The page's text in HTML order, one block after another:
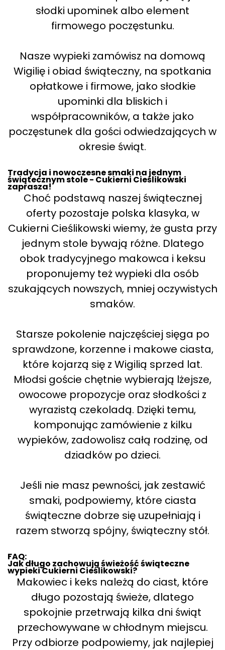
słodki upominek albo element
firmowego poczęstunku.
Nasze wypieki zamówisz na domową
Wigilię i obiad świąteczny, na spotkania
opłatkowe i firmowe, jako słodkie
upominki dla bliskich i
współpracowników, a także jako
poczęstunek dla gości odwiedzających w
okresie świąt.
Tradycja i nowoczesne smaki na jednym
świątecznym stole - Cukierni Cieślikowski
zaprasza!
Choć podstawą naszej świątecznej
oferty pozostaje polska klasyka, w
Cukierni Cieślikowski wiemy, że gusta przy
jednym stole bywają różne. Dlatego
obok tradycyjnego makowca i keksu
proponujemy też wypieki dla osób
szukających nowszych, mniej oczywistych
smaków.
Starsze pokolenie najczęściej sięga po
sprawdzone, korzenne i makowe ciasta,
które kojarzą się z Wigilią sprzed lat.
Młodsi goście chętnie wybierają lżejsze,
owocowe propozycje oraz słodkości z
wyrazistą czekoladą. Dzięki temu,
komponując zamówienie z kilku
wypieków, zadowolisz całą rodzinę, od
dziadków po dzieci.
Jeśli nie masz pewności, jak zestawić
smaki, podpowiemy, które ciasta
świąteczne dobrze się uzupełniają i
razem stworzą spójny, świąteczny stół.
FAQ:
Jak długo zachowują świeżość świąteczne
wypieki Cukierni Cieślikowski?
Makowiec i keks należą do ciast, które
długo pozostają świeże, dlatego
spokojnie przetrwają kilka dni świąt
przechowywane w chłodnym miejscu.
Przy odbiorze podpowiemy, jak najlepiej